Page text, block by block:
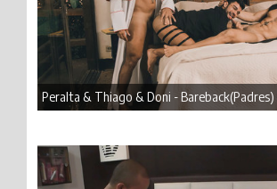
Peralta & Thiago & Doni - Bareback(Padres)